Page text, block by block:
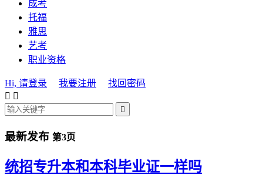
成考
托福
雅思
艺考
职业资格
Hi, 请登录 我要注册
找回密码
 

最新发布 第3页
统招专升本和本科毕业证一样吗